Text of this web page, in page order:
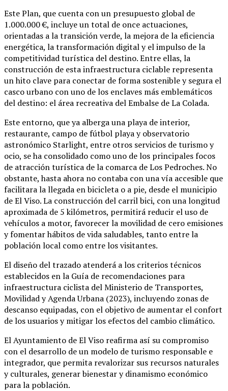
Este Plan, que cuenta con un presupuesto global de
1.000.000 €, incluye un total de once actuaciones,
orientadas a la transición verde, la mejora de la eficiencia
energética, la transformación digital y el impulso de la
competitividad turística del destino. Entre ellas, la
construcción de esta infraestructura ciclable representa
un hito clave para conectar de forma sostenible y segura el
casco urbano con uno de los enclaves más emblemáticos
del destino: el área recreativa del Embalse de La Colada.
Este entorno, que ya alberga una playa de interior,
restaurante, campo de fútbol playa y observatorio
astronómico Starlight, entre otros servicios de turismo y
ocio, se ha consolidado como uno de los principales focos
de atracción turística de la comarca de Los Pedroches. No
obstante, hasta ahora no contaba con una vía accesible que
facilitara la llegada en bicicleta o a pie, desde el municipio
de El Viso. La construcción del carril bici, con una longitud
aproximada de 5 kilómetros, permitirá reducir el uso de
vehículos a motor, favorecer la movilidad de cero emisiones
y fomentar hábitos de vida saludables, tanto entre la
población local como entre los visitantes.
El diseño del trazado atenderá a los criterios técnicos
establecidos en la Guía de recomendaciones para
infraestructura ciclista del Ministerio de Transportes,
Movilidad y Agenda Urbana (2023), incluyendo zonas de
descanso equipadas, con el objetivo de aumentar el confort
de los usuarios y mitigar los efectos del cambio climático.
El Ayuntamiento de El Viso reafirma así su compromiso
con el desarrollo de un modelo de turismo responsable e
integrador, que permita revalorizar sus recursos naturales
y culturales, generar bienestar y dinamismo económico
para la población.